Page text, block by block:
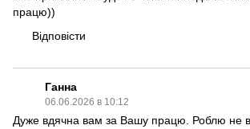
працю))
Відповісти
Ганна
06.06.2026 в 10:12
Дуже вдячна вам за Вашу працю. Роблю не